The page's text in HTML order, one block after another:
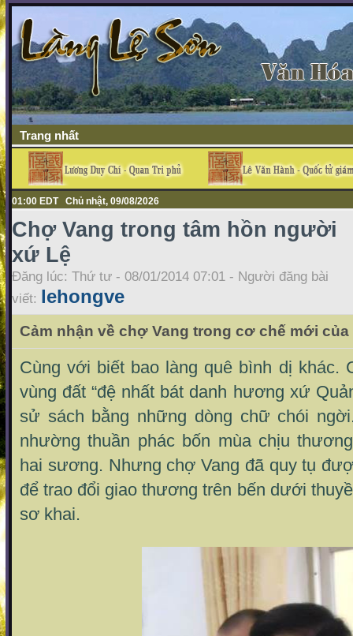
Trang nhất
01:00 EDT Chủ nhật, 09/08/2026
Chợ Vang trong tâm hồn người
xứ Lệ
Đăng lúc: Thứ tư - 08/01/2014 07:01 - Người đăng bài
viết: lehongve
Cảm nhận về chợ Vang trong cơ chế mới của
Cùng với biết bao làng quê bình dị khác.
vùng đất “đệ nhất bát danh hương xứ
sử sách bằng những dòng chữ chói
nhường thuần phác bốn mùa chịu
hai sương. Nhưng chợ Vang đã quy tụ
để trao đổi giao thương trên bến dưới
sơ khai.